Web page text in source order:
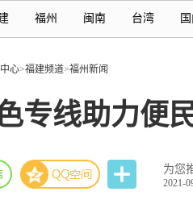
福州 闽南 台湾
心>福建频道>福州新闻
专线助力便
为您
2021-